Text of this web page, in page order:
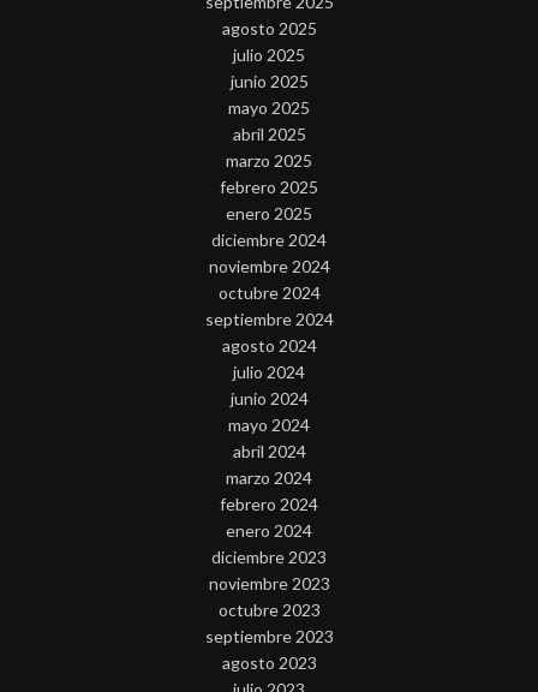
agosto 2025
julio 2025
junio 2025
mayo 2025
abril 2025
marzo 2025
febrero 2025
enero 2025
diciembre 2024
noviembre 2024
octubre 2024
septiembre 2024
agosto 2024
julio 2024
junio 2024
mayo 2024
abril 2024
marzo 2024
febrero 2024
enero 2024
diciembre 2023
noviembre 2023
octubre 2023
septiembre 2023
agosto 2023